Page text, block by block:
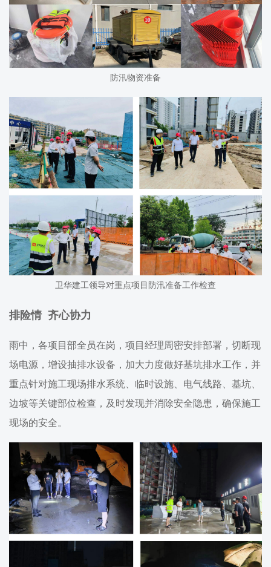
防汛物资准备
卫华建工领导对重点项目防汛准备工作检查
排险情 齐心协力
雨中，各项目部全员在岗，项目经理周密安排部署，切断现
场电源，增设抽排水设备，加大力度做好基坑排水工作，并
重点针对施工现场排水系统、临时设施、电气线路、基坑、
边坡等关键部位检查，及时发现并消除安全隐患，确保施工
现场的安全。